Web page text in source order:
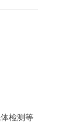
检测等